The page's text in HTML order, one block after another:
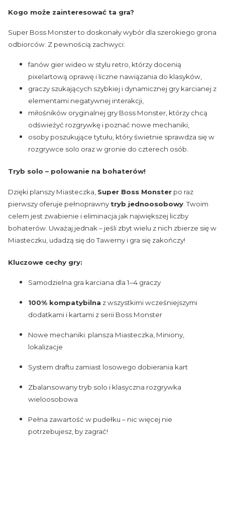
Kogo może zainteresować ta gra?
Super Boss Monster to doskonały wybór dla szerokiego grona
odbiorców. Z pewnością zachwyci:
fanów gier wideo w stylu retro, którzy docenią
pixelartową oprawę i liczne nawiązania do klasyków,
graczy szukających szybkiej i dynamicznej gry karcianej z
elementami negatywnej interakcji,
miłośników oryginalnej gry Boss Monster, którzy chcą
odświeżyć rozgrywkę i poznać nowe mechaniki,
osoby poszukujące tytułu, który świetnie sprawdza się w
rozgrywce solo oraz w gronie do czterech osób.
Tryb solo – polowanie na bohaterów!
Dzięki planszy Miasteczka, Super Boss Monster po raz
pierwszy oferuje pełnoprawny tryb jednoosobowy . Twoim
celem jest zwabienie i eliminacja jak największej liczby
bohaterów. Uważaj jednak – jeśli zbyt wielu z nich zbierze się w
Miasteczku, udadzą się do Tawerny i gra się zakończy!
Kluczowe cechy gry:
Samodzielna gra karciana dla 1–4 graczy
100% kompatybilna z wszystkimi wcześniejszymi
dodatkami i kartami z serii Boss Monster
Nowe mechaniki: plansza Miasteczka, Miniony,
lokalizacje
System draftu zamiast losowego dobierania kart
Zbalansowany tryb solo i klasyczna rozgrywka
wieloosobowa
Pełna zawartość w pudełku – nic więcej nie
potrzebujesz, by zagrać!